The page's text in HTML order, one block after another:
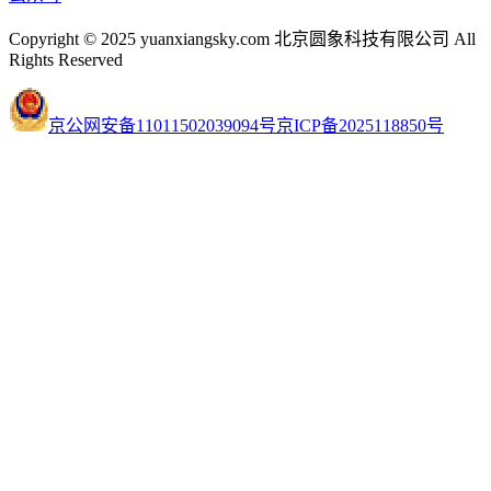
Copyright © 2025 yuanxiangsky.com 北京圆象科技有限公司 All
Rights Reserved
京公网安备11011502039094号京ICP备2025118850号